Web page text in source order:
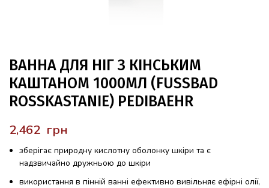
ВАННА ДЛЯ НІГ З КІНСЬКИМ
КАШТАНОМ 1000МЛ (FUSSBAD R
OSSKASTANIE) PEDIBAEHR
грн
зберігає природну кислотну оболонку шкіри та є
надзвичайно дружньою до шкіри
використання в пінній ванні ефективно вивільняє ефірні олії,